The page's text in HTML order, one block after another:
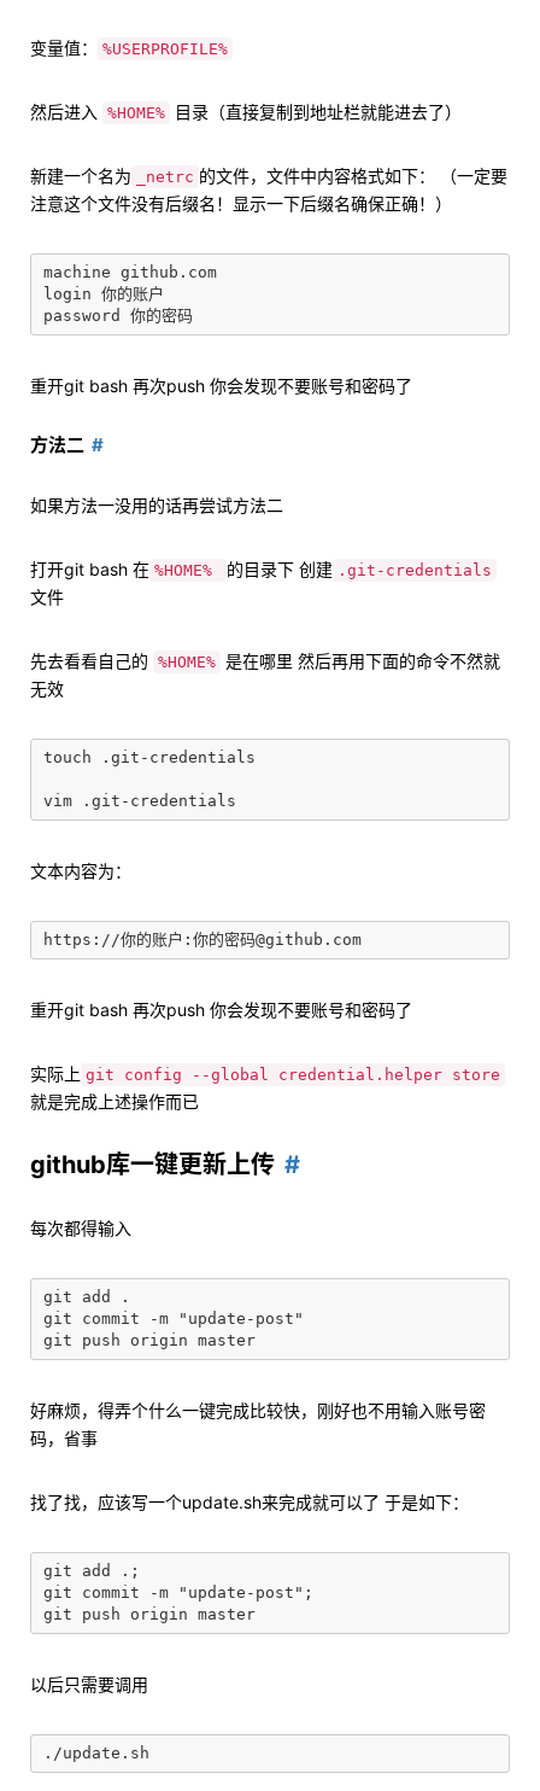
变量值： %USERPROFILE%
然后进入 %HOME% 目录（直接复制到地址栏就能进去了）
新建一个名为 _netrc 的文件，文件中内容格式如下： （一定要
注意这个文件没有后缀名！显示一下后缀名确保正确！）
machine github.com
login 你的账户
重开git bash 再次push 你会发现不要账号和密码了
方法二
如果方法一没用的话再尝试方法二
打开git bash 在 %HOME% 的目录下 创建 .git-credentials
文件
先去看看自己的 %HOME% 是在哪里 然后再用下面的命令不然就
无效
touch .git-credentials
文本内容为：
重开git bash 再次push 你会发现不要账号和密码了
实际上 git config --global credential.helper store
就是完成上述操作而已
github库一键更新上传
每次都得输入
git add .
git commit -m "update-post"
好麻烦，得弄个什么一键完成比较快，刚好也不用输入账号密
码，省事
找了找，应该写一个update.sh来完成就可以了 于是如下：
git add .;
git commit -m "update-post";
以后只需要调用